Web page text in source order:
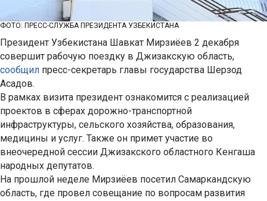
ФОТО: ПРЕСС-СЛУЖБА ПРЕЗИДЕНТА УЗБЕКИСТАНА
Президент Узбекистана Шавкат Мирзиёев 2 декабря
совершит рабочую поездку в Джизакскую область,
сообщил пресс-секретарь главы государства Шерзод
Асадов.
В рамках визита президент ознакомится с реализацией
проектов в сферах дорожно-транспортной
инфраструктуры, сельского хозяйства, образования,
медицины и услуг. Также он примет участие во
внеочередной сессии Джизакского областного Кенгаша
народных депутатов.
На прошлой неделе Мирзиёев посетил Самаркандскую
область, где провел совещание по вопросам развития